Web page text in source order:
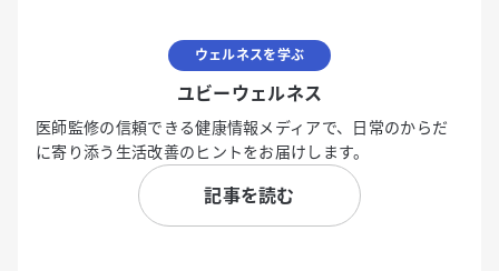
ウェルネスを学ぶ
ユビーウェルネス
医師監修の信頼できる健康情報メディアで、日常のからだ
に寄り添う生活改善のヒントをお届けします。
記事を読む